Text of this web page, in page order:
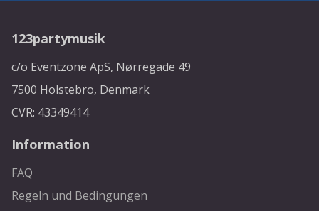
123partymusik
c/o Eventzone ApS, Nørregade 49
7500 Holstebro, Denmark
CVR: 43349414
Information
FAQ
Regeln und Bedingungen